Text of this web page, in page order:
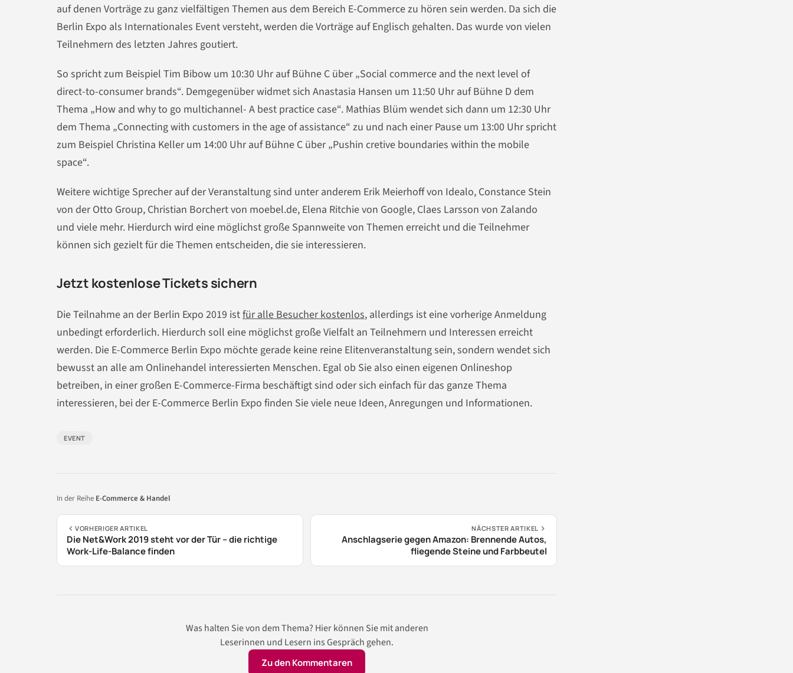
auf denen Vorträge zu ganz vielfältigen Themen aus dem Bereich E-Commerce zu hören sein werden. Da sich die
Berlin Expo als Internationales Event versteht, werden die Vorträge auf Englisch gehalten. Das wurde von vielen
Teilnehmern des letzten Jahres goutiert.
So spricht zum Beispiel Tim Bibow um 10:30 Uhr auf Bühne C über „Social commerce and the next level of
direct-to-consumer brands“. Demgegenüber widmet sich Anastasia Hansen um 11:50 Uhr auf Bühne D dem
Thema „How and why to go multichannel- A best practice case“. Mathias Blüm wendet sich dann um 12:30 Uhr
dem Thema „Connecting with customers in the age of assistance“ zu und nach einer Pause um 13:00 Uhr spricht
zum Beispiel Christina Keller um 14:00 Uhr auf Bühne C über „Pushin cretive boundaries within the mobile
space“.
Weitere wichtige Sprecher auf der Veranstaltung sind unter anderem Erik Meierhoff von Idealo, Constance Stein
von der Otto Group, Christian Borchert von moebel.de, Elena Ritchie von Google, Claes Larsson von Zalando
und viele mehr. Hierdurch wird eine möglichst große Spannweite von Themen erreicht und die Teilnehmer
können sich gezielt für die Themen entscheiden, die sie interessieren.
Jetzt kostenlose Tickets sichern
Die Teilnahme an der Berlin Expo 2019 istfür alle Besucher kostenlos, allerdings ist eine vorherige Anmeldung
unbedingt erforderlich. Hierdurch soll eine möglichst große Vielfalt an Teilnehmern und Interessen erreicht
werden. Die E-Commerce Berlin Expo möchte gerade keine reine Elitenveranstaltung sein, sondern wendet sich
bewusst an alle am Onlinehandel interessierten Menschen. Egal ob Sie also einen eigenen Onlineshop
betreiben, in einer großen E-Commerce-Firma beschäftigt sind oder sich einfach für das ganze Thema
interessieren, bei der E-Commerce Berlin Expo finden Sie viele neue Ideen, Anregungen und Informationen.
EVENT
In der Reihe E-Commerce & Handel
VORHERIGER ARTIKEL
Die Net&Work 2019 steht vor der Tür – die richtige
Work-Life-Balance finden
NÄCHSTER ARTIKEL
Anschlagserie gegen Amazon: Brennende Autos,
fliegende Steine und Farbbeutel
Was halten Sie von dem Thema? Hier können Sie mit anderen
Leserinnen und Lesern ins Gespräch gehen.
Zu den Kommentaren